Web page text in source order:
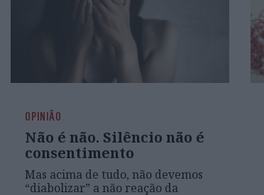
OPINIÃO
Não é não. Silêncio não é
consentimento
Mas acima de tudo, não devemos
“diabolizar” a não reação da